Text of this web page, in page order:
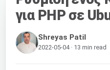
για PHP σε
Shreyas Patil
2022-05-04 · 13 min read